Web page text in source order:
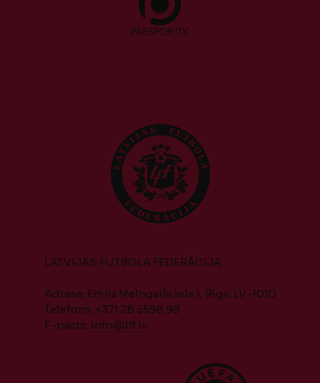
LATVIJAS FUTBOLA FEDERĀCIJA
Adrese: Emiļa Melngaiļa iela 1, Rīga, LV-1010
Telefons: +371 28 5598 98
E-pasts: info@lff.lv